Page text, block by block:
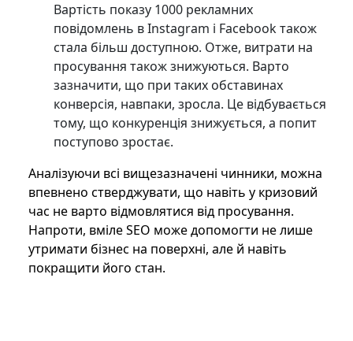
Вартість показу 1000 рекламних
повідомлень в Instagram і Facebook також
стала більш доступною. Отже, витрати на
просування також знижуються. Варто
зазначити, що при таких обставинах
конверсія, навпаки, зросла. Це відбувається
тому, що конкуренція знижується, а попит
поступово зростає.
Аналізуючи всі вищезазначені чинники, можна
впевнено стверджувати, що навіть у кризовий
час не варто відмовлятися від просування.
Напроти, вміле SEO може допомогти не лише
утримати бізнес на поверхні, але й навіть
покращити його стан.